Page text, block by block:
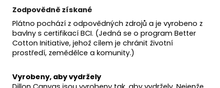
Zodpovědně získané
Plátno pochází z odpovědných zdrojů a je vyrobeno z
bavlny s certifikací BCI. (Jedná se o program Better
Cotton Initiative, jehož cílem je chránit životní
prostředí, zemědělce a komunity.)
Vyrobeny, aby vydržely